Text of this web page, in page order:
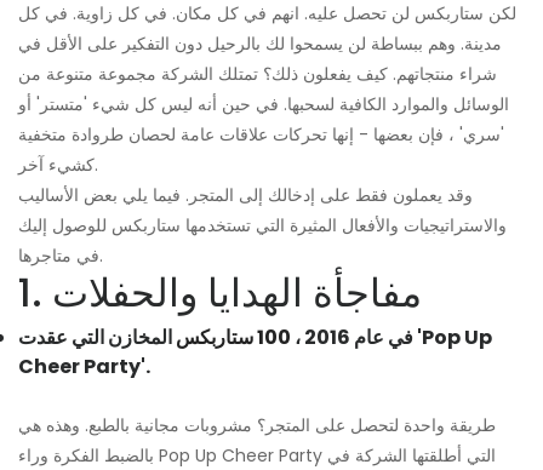
لكن ستاربكس لن تحصل عليه. انهم في كل مكان. في كل زاوية. في كل
مدينة. وهم ببساطة لن يسمحوا لك بالرحيل دون التفكير على الأقل في
شراء منتجاتهم. كيف يفعلون ذلك؟ تمتلك الشركة مجموعة متنوعة من
الوسائل والموارد الكافية لسحبها. في حين أنه ليس كل شيء 'متستر' أو
'سري' ، فإن بعضها - إنها تحركات علاقات عامة لحصان طروادة متخفية
كشيء آخر.
وقد يعملون فقط على إدخالك إلى المتجر. فيما يلي بعض الأساليب
والاستراتيجيات والأفعال المثيرة التي تستخدمها ستاربكس للوصول إليك
في متاجرها.
1. مفاجأة الهدايا والحفلات
في عام 2016 ، 100 ستاربكس
المخازن التي عقدت 'Pop Up
Cheer Party'.
طريقة واحدة لتحصل على المتجر؟ مشروبات مجانية بالطبع. وهذه هي
بالضبط الفكرة وراء Pop Up Cheer Party التي أطلقتها الشركة في